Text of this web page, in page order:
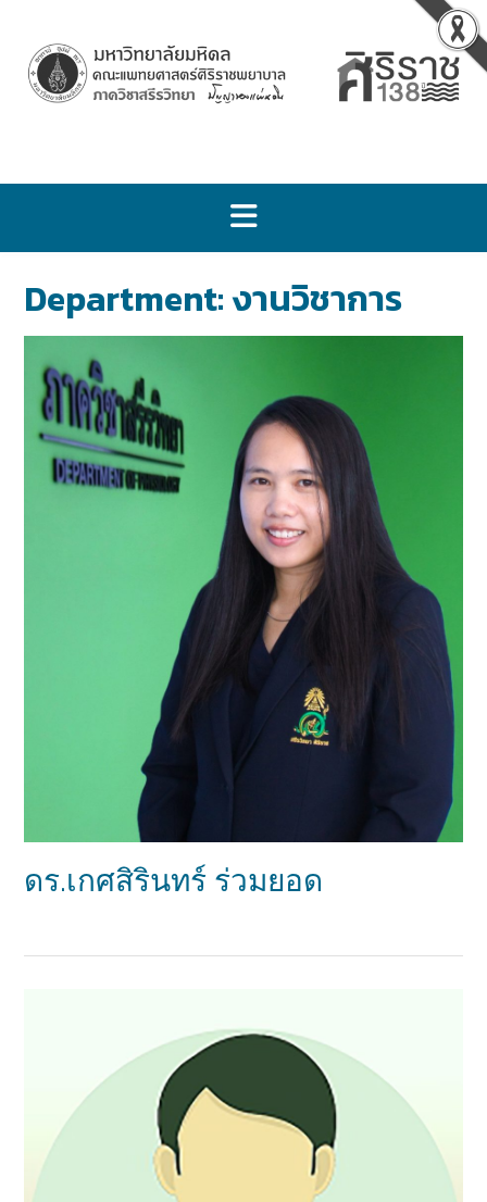
Department:งานวิชาการ
ดร.เกศสิรินทร์ ร่วมยอด